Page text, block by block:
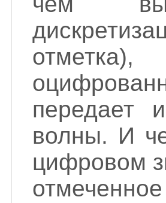
передает
волны. И
цифровом